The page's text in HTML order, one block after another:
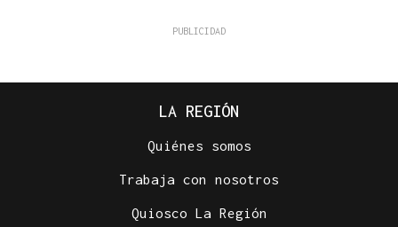
LA REGIÓN
Quiénes somos
Trabaja con nosotros
Quiosco La Región